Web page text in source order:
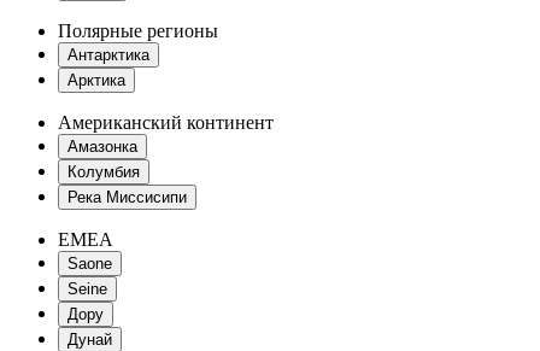
Полярные регионы
Антарктика
Арктика
Американский континент
Амазонка
Колумбия
Река Миссисипи
EMEA
Saone
Seine
Дору
Дунай